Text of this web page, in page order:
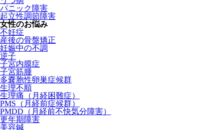
パニック障害
起立性調節障害
女性のお悩み
不妊症
産後の骨盤矯正
妊娠中の不調
逆子
子宮内膜症
子宮筋腫
多嚢胞性卵巣症候群
生理不順
生理痛（月経困難症）
PMS（月経前症候群）
PMDD（月経前不快気分障害）
更年期障害
美容鍼